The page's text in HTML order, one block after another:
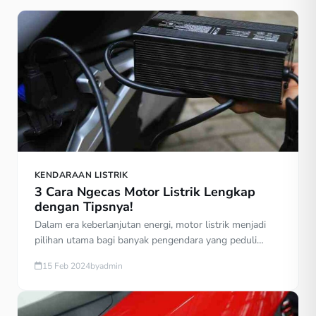
KENDARAAN LISTRIK
3 Cara Ngecas Motor Listrik Lengkap
dengan Tipsnya!
Dalam era keberlanjutan energi, motor listrik menjadi
pilihan utama bagi banyak pengendara yang peduli
penggunaannya tetap membutuhkan perhatian khusus
motor listrik. Jika sahabat adalah seorang pemilik motor
15 Feb 2024byadmin